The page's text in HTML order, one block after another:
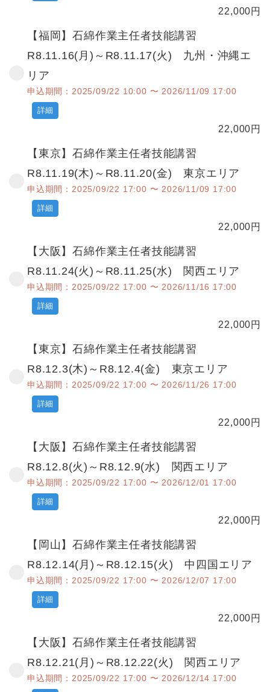
22,000円
【福岡】石綿作業主任者技能講習
R8.11.16(月)～R8.11.17(火) 九州・沖縄エ
リア
申込期間：2025/09/22 10:00 〜 2026/11/09 17:00
詳細
22,000円
【東京】石綿作業主任者技能講習
R8.11.19(木)～R8.11.20(金) 東京エリア
申込期間：2025/09/22 17:00 〜 2026/11/09 17:00
詳細
22,000円
【大阪】石綿作業主任者技能講習
R8.11.24(火)～R8.11.25(水) 関西エリア
申込期間：2025/09/22 17:00 〜 2026/11/16 17:00
詳細
22,000円
【東京】石綿作業主任者技能講習
R8.12.3(木)～R8.12.4(金) 東京エリア
申込期間：2025/09/22 17:00 〜 2026/11/26 17:00
詳細
22,000円
【大阪】石綿作業主任者技能講習
R8.12.8(火)～R8.12.9(水) 関西エリア
申込期間：2025/09/22 17:00 〜 2026/12/01 17:00
詳細
22,000円
【岡山】石綿作業主任者技能講習
R8.12.14(月)～R8.12.15(火) 中四国エリア
申込期間：2025/09/22 17:00 〜 2026/12/07 17:00
詳細
22,000円
【大阪】石綿作業主任者技能講習
R8.12.21(月)～R8.12.22(火) 関西エリア
申込期間：2025/09/22 17:00 〜 2026/12/14 17:00